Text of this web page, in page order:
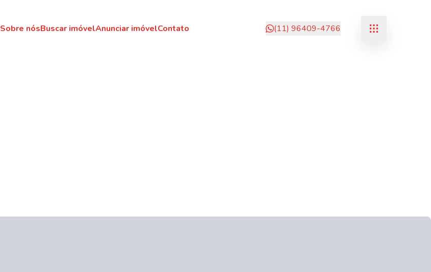
Sobre nósBuscar imóvelAnunciar imóvelContato (11) 96409-4766